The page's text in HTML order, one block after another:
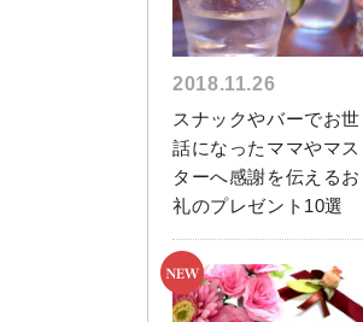
2018.11.26
スナックやバーでお世
話になったママやマス
ターへ感謝を伝えるお
礼のプレゼント10選